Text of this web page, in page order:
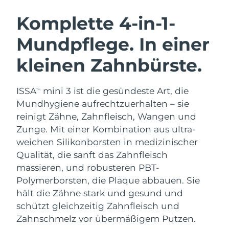
Komplette 4-in-1-
Mundpflege. In einer
kleinen Zahnbürste.
ISSATM
mini 3 ist die gesündeste Art, die
Mundhygiene aufrechtzuerhalten – sie
reinigt Zähne, Zahnfleisch, Wangen und
Zunge. Mit einer Kombination aus ultra-
weichen Silikonborsten in medizinischer
Qualität, die sanft das Zahnfleisch
massieren, und robusteren PBT-
Polymerborsten, die Plaque abbauen. Sie
hält die Zähne stark und gesund und
schützt gleichzeitig Zahnfleisch und
Zahnschmelz vor übermäßigem Putzen.
Gesichtsreinigung
Anti-aging massage
LUNA™ 4 Plus
Massage, LED heating
LUNA™ 4 Men
For men, anti-aging massage
Gesichtsstraffung
Microcurrent toning
BEAR™ 2 go
Microcurrent toning on-the-go
BEAR™ 2 eyes & lips
Microcurrent line smoothing device
Hydratisierung
UFO™ 3 Set
Deep facial hydration
UFO™ 3 LED
Near-infrared and red light therapy
device
Mundpflege
issa™ 4
Hybrid silicone sonic toothbrush
issa™ 4 plus
Smart hybrid silicone sonic toothbrush
FAQ™ ANTI-AGING-BEHANDLUNG
Anti-aging LED-Behandlungen
NEW
Österreich Erwartete Lieferung
Bahrain Erwartete Lieferung8/10/26
Belgien Erwartete Lieferung 8/9/26
Bermuda Erwartete Lieferung
Bosnien und
Herzegowina
Erwartete Lieferung8/12/26
Brunei Darussalam Erwartete Lieferung
Bulgarien Erwartete Lieferung8/9/26
Kanada Erwartete Lieferung